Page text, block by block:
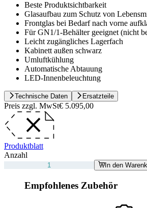
Beste Produktsichtbarkeit
Glasaufbau zum Schutz von
Frontglas bei Bedarf nach vorne
Für GN1/1-Behälter geeignet (nicht
Leicht zugängliches Lagerfach
Kabinett außen schwarz
Umluftkühlung
Automatische Abtauung
LED-Innenbeleuchtung
Technische Daten Ersatzteile
Preis zzgl. MwSt€ 5.095,00
Produktblatt
Anzahl
In den
Empfohlenes Zubehör